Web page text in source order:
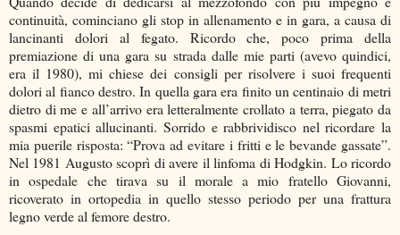
continuità, cominciano gli stop in allenamento e in gara, a causa di
lancinanti dolori al fegato. Ricordo che, poco prima della
premiazione di una gara su strada dalle mie parti (avevo quindici,
era il 1980), mi chiese dei consigli per risolvere i suoi frequenti
dolori al fianco destro. In quella gara era finito un centinaio di metri
dietro di me e all’arrivo era letteralmente crollato a terra, piegato da
spasmi epatici allucinanti. Sorrido e rabbrividisco nel ricordare la
mia puerile risposta: “Prova ad evitare i fritti e le bevande gassate”.
Nel 1981 Augusto scoprì di avere il linfoma di Hodgkin. Lo ricordo
in ospedale che tirava su il morale a mio fratello Giovanni,
ricoverato in ortopedia in quello stesso periodo per una frattura
legno verde al femore destro.